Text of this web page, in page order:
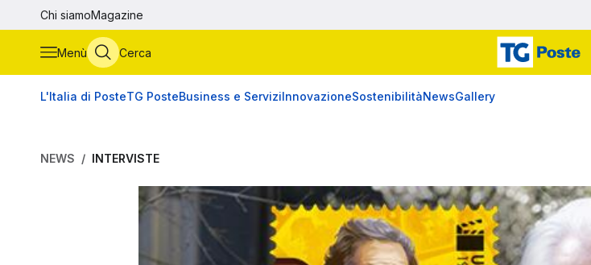
Vai al contenuto principale
Chi siamoMagazine
Menù Cerca
L'Italia di PosteTG PosteBusiness e ServiziInnovazioneSostenibilitàNewsGallery
NEWS INTERVISTE